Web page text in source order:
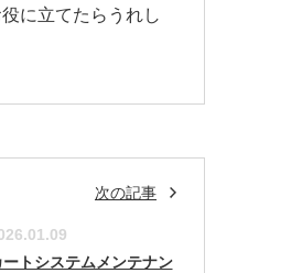
に立てたらうれし
次の記事
ートシステムメンテナン